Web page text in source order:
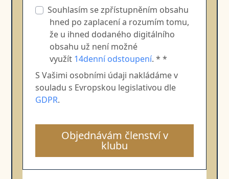
Souhlasím se zpřístupněním obsahu
hned po zaplacení a rozumím tomu,
že u ihned dodaného digitálního
obsahu už není možné
využít 14denní odstoupení. * *
S Vašimi osobními údaji nakládáme v
souladu s Evropskou legislativou dle
GDPR.
Objednávám členství v
klubu